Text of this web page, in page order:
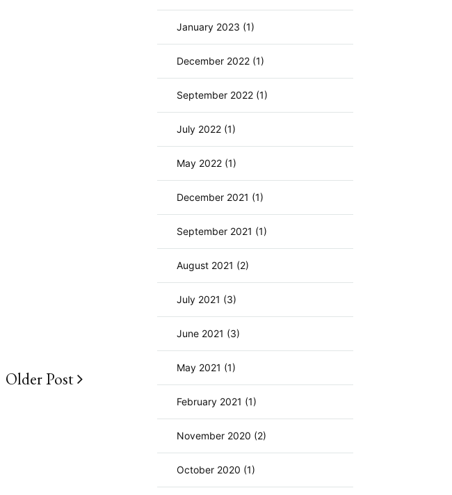
Older Post
January 2023 (1)
December 2022 (1)
September 2022 (1)
July 2022 (1)
May 2022 (1)
December 2021 (1)
September 2021 (1)
August 2021 (2)
July 2021 (3)
June 2021 (3)
May 2021 (1)
February 2021 (1)
November 2020 (2)
October 2020 (1)